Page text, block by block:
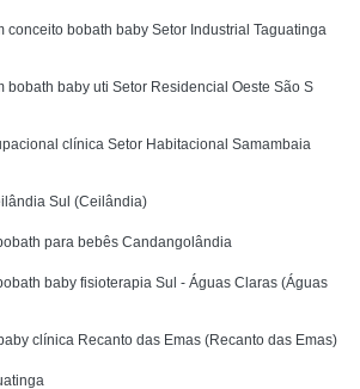
conceito bobath baby Setor Industrial Taguatinga
bobath baby uti Setor Residencial Oeste São S
clínica Setor Habitacional Samambaia
Sul (Ceilândia)
para bebês Candangolândia
baby fisioterapia Sul - Águas Claras (Águas
clínica Recanto das Emas (Recanto das Emas)